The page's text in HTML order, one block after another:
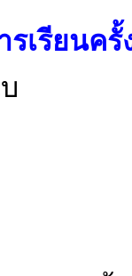
เรียนครั้